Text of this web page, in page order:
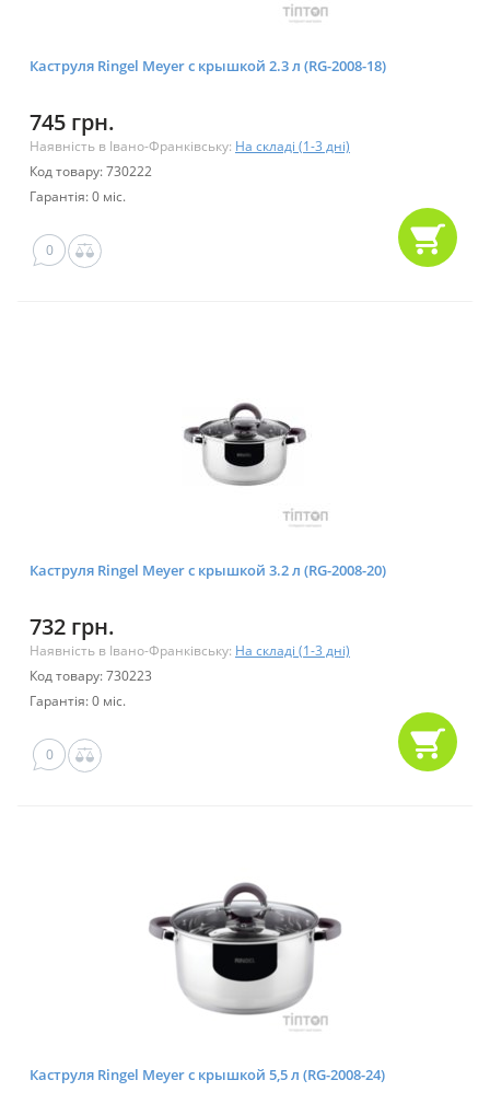
Каструля Ringel Meyer с крышкой 2.3 л (RG-2008-18)
745 грн.
Наявність в Івано-Франківську: На складі (1-3 дні)
Код товару: 730222
Гарантія: 0 міс.
0
Каструля Ringel Meyer с крышкой 3.2 л (RG-2008-20)
732 грн.
Наявність в Івано-Франківську: На складі (1-3 дні)
Код товару: 730223
Гарантія: 0 міс.
0
Каструля Ringel Meyer с крышкой 5,5 л (RG-2008-24)